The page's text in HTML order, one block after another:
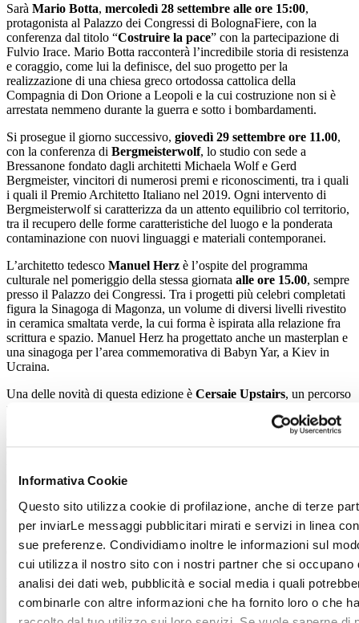
Informativa Cookie
Questo sito utilizza cookie di profilazione, anche di terze
per inviarLe messaggi pubblicitari mirati e servizi in linea
sue preferenze. Condividiamo inoltre le informazioni sul
cui utilizza il nostro sito con i nostri partner che si occupano
analisi dei dati web, pubblicità e social media i quali
combinarle con altre informazioni che ha fornito loro o che
Sarà Mario Botta, mercoledì 28 settembre alle ore 15:00,
protagonista al Palazzo dei Congressi di BolognaFiere, con la
conferenza dal titolo “Costruire la pace” con la partecipazione di
Fulvio Irace. Mario Botta racconterà l’incredibile storia di resistenza
e coraggio, come lui la definisce, del suo progetto per la
realizzazione di una chiesa greco ortodossa cattolica della
Compagnia di Don Orione a Leopoli e la cui costruzione non si è
arrestata nemmeno durante la guerra e sotto i bombardamenti.
Si prosegue il giorno successivo, giovedì 29 settembre ore 11.00,
con la conferenza di Bergmeisterwolf, lo studio con sede a
Bressanone fondato dagli architetti Michaela Wolf e Gerd
Bergmeister, vincitori di numerosi premi e riconoscimenti, tra i quali
i quali il Premio Architetto Italiano nel 2019. Ogni intervento di
Bergmeisterwolf si caratterizza da un attento equilibrio col territorio,
tra il recupero delle forme caratteristiche del luogo e la ponderata
contaminazione con nuovi linguaggi e materiali contemporanei.
L’architetto tedesco Manuel Herz è l’ospite del programma
culturale nel pomeriggio della stessa giornata alle ore 15.00, sempre
presso il Palazzo dei Congressi. Tra i progetti più celebri completati
figura la Sinagoga di Magonza, un volume di diversi livelli rivestito
in ceramica smaltata verde, la cui forma è ispirata alla relazione fra
scrittura e spazio. Manuel Herz ha progettato anche un masterplan e
una sinagoga per l’area commemorativa di Babyn Yar, a Kiev in
Ucraina.
Una delle novità di questa edizione è Cersaie Upstairs, un percorso
pedonale al primo piano che unirà i padiglioni storici con quelli di
nuova costruzione. L’ingresso sarà dalle scale mobili esterne
adiacenti al Padiglione 19/20 per proseguire poi nella Galleria 21/22
e nella Galleria 25/26. Questo nuovo percorso consentirà al
di vista sensoriale, relazionale e culturale, oltre che ludico e
elementi che compongono la ceramica: aria, acqua, terra e fuoco.
La Galleria 21/22 farà da contenitore ad
espositivo pensato per il mondo dell’architettura e del contract,
giunto alla sua terza edizione, che vedrà quest’anno la
partecipazione di 6 importanti studi di architettura (Lombardini 22,
Pininfarina, One Works, Noa*, Iosa Ghini Associati-IGA, Handel
Architects). Tutto questo sarà inserito in una ambientazione